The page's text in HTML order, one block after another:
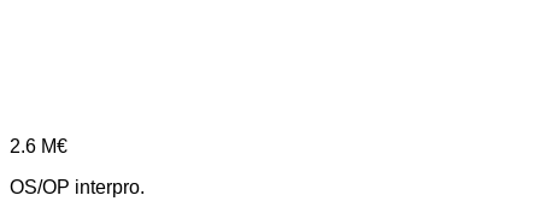
2.6 M€
OS/OP interpro.